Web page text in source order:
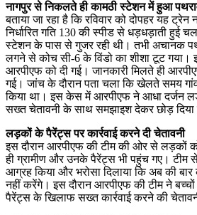
नागपुर से निकलते ही कामठी स्टेशन में हुआ
बताया जा रहा है कि रविवार को दोपहर यह
निर्धारित गति 130 की स्पीड से धड़धड़ाती हुई
स्टेशन के पास से गुजर रही थी। तभी अचानक
लगने से कोच सी-6 के विंडो का शीशा टूट गया।
आरपीएफ को दी गई। जानकारी मिलते ही
गई। जांच के दौरान पता चला कि खेलते समय
किया था। इस केस में आरपीएफ ने आधा दर्जन
सख्त चेतावनी के साथ समझाइश देकर छोड़ दिया
लड़कों के पैरेंट्स पर कार्रवाई करने दी चेतावनी
इस दौरान आरपीएफ की टीम की ओर से लड़कों
ही ग्रामीण और उनके पैरेंट्स भी पहुंच गए। टीम
आग्रह किया और भरोसा दिलाया कि अब की
नहीं करेंगे। इस दौरान आरपीएफ की टीम ने
पैरेंट्स के खिलाफ सख्त कार्रवाई करने की